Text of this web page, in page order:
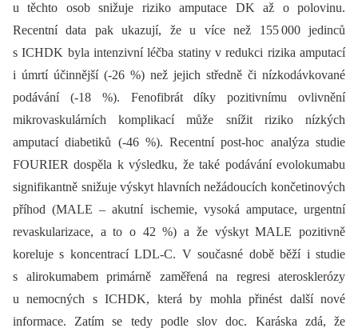
u těchto osob snižuje riziko amputace DK až o polovinu.
Recentní data pak ukazují, že u více než 155 000 jedinců
s ICHDK byla intenzivní léčba statiny v redukci rizika amputací
i úmrtí účinnější (-26 %) než jejich středně či nízkodávkované
podávání (-18 %). Fenofibrát díky pozitivnímu ovlivnění
mikrovaskulárních komplikací může snížit riziko nízkých
amputací diabetiků (-46 %). Recentní post-hoc analýza studie
FOURIER dospěla k výsledku, že také podávání evolokumabu
signifikantně snižuje výskyt hlavních nežádoucích končetinových
příhod (MALE –⁠ akutní ischemie, vysoká amputace, urgentní
revaskularizace, a to o 42 %) a že výskyt MALE pozitivně
koreluje s koncentrací LDL-C. V současné době běží i studie
s alirokumabem primárně zaměřená na regresi aterosklerózy
u nemocných s ICHDK, která by mohla přinést další nové
informace. Zatím se tedy podle slov doc. Karáska zdá, že